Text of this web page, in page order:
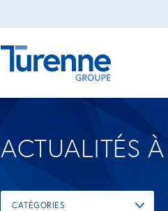
ACTUALITÉS
CATÉGORIES